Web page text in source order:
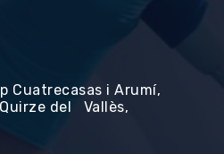
Cuatrecasas i Arumí,
del Vallès,